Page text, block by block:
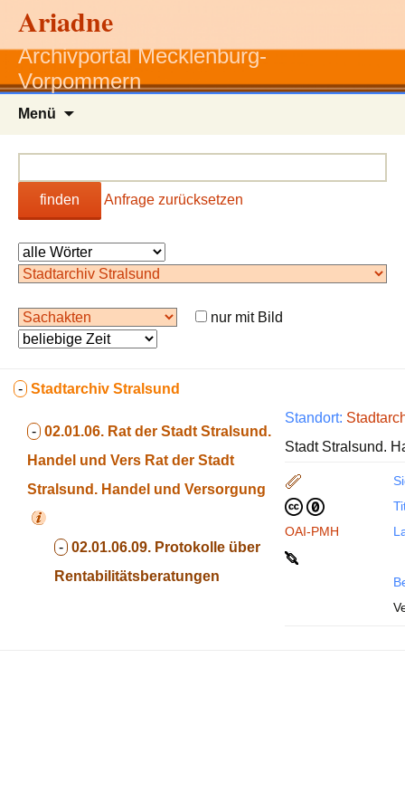
Ariadne
Archivportal Mecklenburg-
Vorpommern
Menü
finden Anfrage zurücksetzen
nur mit Bild
- Stadtarchiv Stralsund
- 02.01.06. Rat der Stadt Stralsund.
Handel und Vers Rat der Stadt
Stralsund. Handel und Versorgung
- 02.01.06.09. Protokolle über
Rentabilitätsberatungen
Standort:
Stadt Stralsund.
OAI-PMH